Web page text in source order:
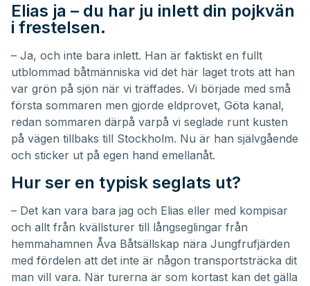
Elias ja – du har ju inlett din pojkvän
i frestelsen.
– Ja, och inte bara inlett. Han är faktiskt en fullt
utblommad båtmänniska vid det här laget trots att han
var grön på sjön när vi träffades. Vi började med små
första sommaren men gjorde eldprovet, Göta kanal,
redan sommaren därpå varpå vi seglade runt kusten
på vägen tillbaks till Stockholm. Nu är han självgående
och sticker ut på egen hand emellanåt.
Hur ser en typisk seglats ut?
– Det kan vara bara jag och Elias eller med kompisar
och allt från kvällsturer till långseglingar från
hemmahamnen Åva Båtsällskap nära Jungfrufjärden
med fördelen att det inte är någon transportsträcka dit
man vill vara. När turerna är som kortast kan det gälla